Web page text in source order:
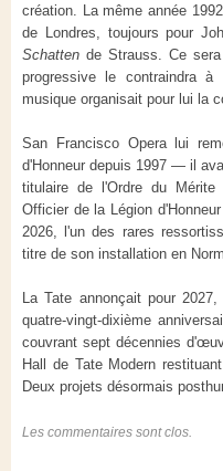
création. La même année
de Londres, toujours pour
Schatten de Strauss. Ce
progressive le contraindra
musique organisait pour lui la
San Francisco Opera lui
d'Honneur depuis 1997 — il
titulaire de l'Ordre du
Officier de la Légion
2026, l'un des rares
titre de son installation en
La Tate annonçait pour
quatre-vingt-dixième
couvrant sept décennies
Hall de Tate Modern
Deux projets désormais
Les commentaires sont clos.